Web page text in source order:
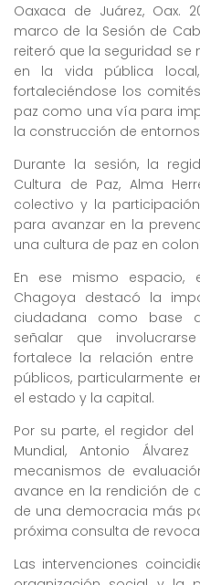
Oaxaca de Juárez, Oax.
marco de la Sesión de
reiteró que la seguridad
en la vida pública
fortaleciéndose los
paz como una vía para
la construcción de
Durante la sesión, la
Cultura de Paz, Alma
colectivo y la
para avanzar en la
una cultura de paz en
En ese mismo espacio,
Chagoya destacó la
ciudadana como base
señalar que
fortalece la relación
públicos, particularmente
el estado y la capital.
Por su parte, el regidor
Mundial, Antonio
mecanismos de
avance en la rendición de
de una democracia más
próxima consulta de
Las intervenciones